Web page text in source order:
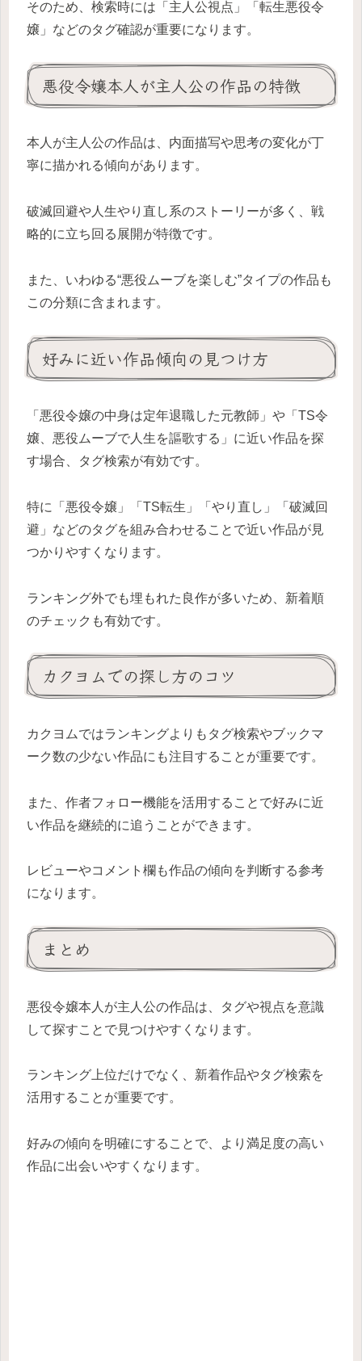
そのため、検索時には「主人公視点」「転生悪役令
嬢」などのタグ確認が重要になります。
悪役令嬢本人が主人公の作品の特徴
本人が主人公の作品は、内面描写や思考の変化が丁
寧に描かれる傾向があります。
破滅回避や人生やり直し系のストーリーが多く、戦
略的に立ち回る展開が特徴です。
また、いわゆる“悪役ムーブを楽しむ”タイプの作品も
この分類に含まれます。
好みに近い作品傾向の見つけ方
「悪役令嬢の中身は定年退職した元教師」や「TS令
嬢、悪役ムーブで人生を謳歌する」に近い作品を探
す場合、タグ検索が有効です。
特に「悪役令嬢」「TS転生」「やり直し」「破滅回
避」などのタグを組み合わせることで近い作品が見
つかりやすくなります。
ランキング外でも埋もれた良作が多いため、新着順
のチェックも有効です。
カクヨムでの探し方のコツ
カクヨムではランキングよりもタグ検索やブックマ
ーク数の少ない作品にも注目することが重要です。
また、作者フォロー機能を活用することで好みに近
い作品を継続的に追うことができます。
レビューやコメント欄も作品の傾向を判断する参考
になります。
まとめ
悪役令嬢本人が主人公の作品は、タグや視点を意識
して探すことで見つけやすくなります。
ランキング上位だけでなく、新着作品やタグ検索を
活用することが重要です。
好みの傾向を明確にすることで、より満足度の高い
作品に出会いやすくなります。